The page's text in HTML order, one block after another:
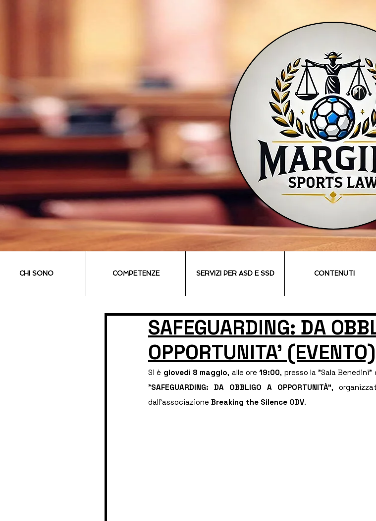
CHI SONO COMPETENZE SERVIZI PER ASD E SSD CONTENUTI
SAFEGUARDING: DA
OPPORTUNITA' (EVENTO)
Si è giovedì 8 maggio, alle ore 19:00, presso la "Sala
"SAFEGUARDING: DA OBBLIGO A OPPORTUNITÀ",
dall'associazione Breaking the Silence ODV.